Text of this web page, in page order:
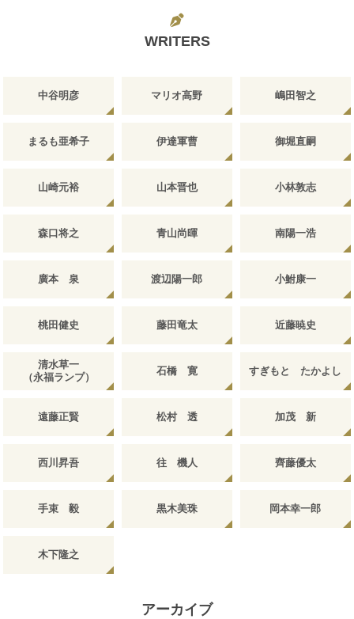
WRITERS
中谷明彦 マリオ高野 嶋田智之
まるも亜希子 伊達軍曹 御堀直嗣
山崎元裕 山本晋也 小林敦志
森口将之 青山尚暉 南陽一浩
廣本 泉 渡辺陽一郎 小鮒康一
桃田健史 藤田竜太 近藤暁史
清水草一
（永福ランプ）
石橋 寛 すぎもと たかよし
遠藤正賢 松村 透 加茂 新
西川昇吾 往 機人 齊藤優太
手束 毅 黒木美珠 岡本幸一郎
木下隆之
アーカイブ